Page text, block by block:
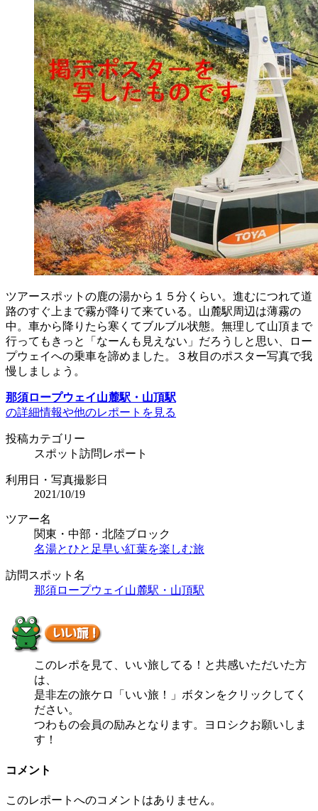
ツアースポットの鹿の湯から１５分くらい。進むにつれて道
路のすぐ上まで霧が降りて来ている。山麓駅周辺は薄霧の
中。車から降りたら寒くてブルブル状態。無理して山頂まで
行ってもきっと「なーんも見えない」だろうしと思い、ロー
プウェイへの乗車を諦めました。３枚目のポスター写真で我
慢しましょう。
那須ロープウェイ山麓駅・山頂駅
の詳細情報や他のレポートを見る
投稿カテゴリー
スポット訪問レポート
利用日・写真撮影日
2021/10/19
ツアー名
関東・中部・北陸ブロック
名湯とひと足早い紅葉を楽しむ旅
訪問スポット名
那須ロープウェイ山麓駅・山頂駅
このレポを見て、いい旅してる！と共感いただいた方
は、
是非左の旅ケロ「いい旅！」ボタンをクリックしてく
ださい。
つわもの会員の励みとなります。ヨロシクお願いしま
す！
コメント
このレポートへのコメントはありません。